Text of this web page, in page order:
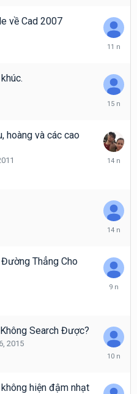
2016
về Cad 2007
Tháng
2014
Tháng
2011
hoàng và các cao
Tháng
Tháng
2012
Thẳng Cho
Tháng
Search Được?
2015
Tháng
2015
hiện đậm nhạt